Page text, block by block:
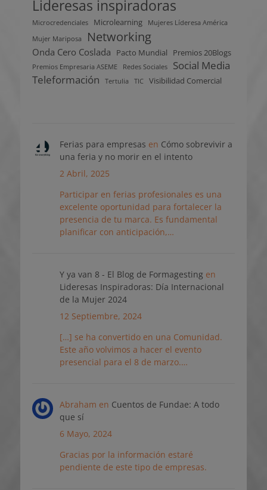
Lideresas inspiradoras
Microcredenciales Microlearning
Mujeres Líderesa América
Mujer Mariposa
Networking
Onda Cero Coslada Pacto Mundial Premios 20Blogs
Premios Empresaria ASEME Redes Sociales
Social Media
Teleformación
Tertulia TIC Visibilidad Comercial
Ferias para empresas en Cómo sobrevivir a
una feria y no morir en el intento
2 Abril, 2025
Participar en ferias profesionales es una
excelente oportunidad para fortalecer la
presencia de tu marca. Es fundamental
planificar con anticipación,…
Y ya van 8 - El Blog de Formagesting en
Lideresas Inspiradoras: Día Internacional
de la Mujer 2024
12 Septiembre, 2024
[…] se ha convertido en una Comunidad.
Este año volvimos a hacer el evento
presencial para el 8 de marzo.…
Abraham en Cuentos de Fundae: A todo
que sí
6 Mayo, 2024
Gracias por la información estaré
pendiente de este tipo de empresas.